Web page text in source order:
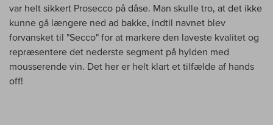
var helt sikkert Prosecco på dåse. Man skulle tro, at det ikke
kunne gå længere ned ad bakke, indtil navnet blev
forvansket til "Secco" for at markere den laveste kvalitet og
repræsentere det nederste segment på hylden med
mousserende vin. Det her er helt klart et tilfælde af hands
off!